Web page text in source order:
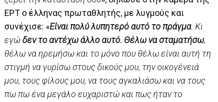
ΕΡΤ ο έλληνας πρωταθλητής, με λυγμούς και
συνέχισε: «Είναι πολύ λυπητερό αυτό το πράγμα . Κι
εγώδεν το αντέχω άλλο αυτό. Θέλω να σταματήσω,
θέλω να ηρεμήσω και το μόνο που θέλω είναι αυτή τη
στιγμή να γυρίσω στους δικούς μου, την οικογένειά
μου, τους φίλους μου, να τους αγκαλιάσω και να τους
πω πω ένα μεγάλο ευχαριστώ και πως ήταν το